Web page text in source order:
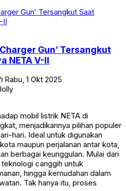
Gun’ Tersangkut
NETA V-II
Rabu, 1 Okt 2025
mobil listrik NETA di
menjadikannya pilihan populer
hari. Ideal untuk digunakan
maupun perjalanan antar kota,
berbagai keunggulan. Mulai dari
canggih untuk
hingga kemudahan dalam
Tak hanya itu, proses